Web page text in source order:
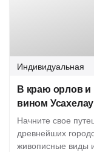
Индивидуальная
В краю орлов и
вином
Начните свое
древнейших
живописные виды